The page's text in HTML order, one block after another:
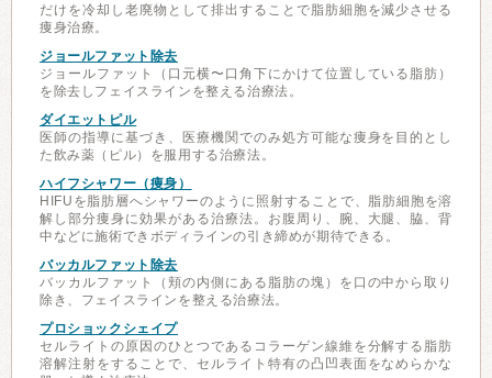
だけを冷却し老廃物として排出することで脂肪細胞を減少させる
痩身治療。
ジョールファット除去
ジョールファット（口元横〜口角下にかけて位置している脂肪）
を除去しフェイスラインを整える治療法。
ダイエットピル
医師の指導に基づき、医療機関でのみ処方可能な痩身を目的とし
た飲み薬（ピル）を服用する治療法。
ハイフシャワー（痩身）
HIFUを脂肪層へシャワーのように照射することで、脂肪細胞を溶
解し部分痩身に効果がある治療法。お腹周り、腕、大腿、脇、背
中などに施術できボディラインの引き締めが期待できる。
バッカルファット除去
バッカルファット（頬の内側にある脂肪の塊）を口の中から取り
除き、フェイスラインを整える治療法。
プロショックシェイプ
セルライトの原因のひとつであるコラーゲン線維を分解する脂肪
溶解注射をすることで、セルライト特有の凸凹表面をなめらかな